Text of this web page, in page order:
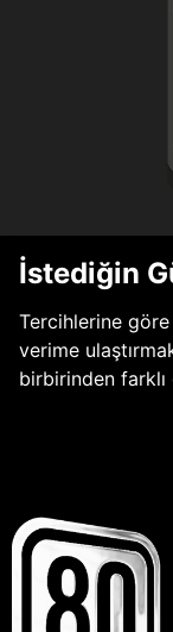
İstediğin
Tercihlerine
verime
birbirinden